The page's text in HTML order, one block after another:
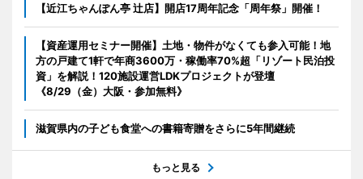
【近江ちゃんぽん亭 辻店】開店17周年記念「周年祭」開催！
【資産運用セミナー開催】土地・物件がなくても参入可能！地
方の戸建て1軒で年商3600万・稼働率70%超「リゾート民泊投
資」を解説！120施設運営LDKプロジェクトが登壇
《8/29（金）大阪・参加無料》
滋賀県内の子ども食堂への書籍寄贈をさらに5年間継続
もっと見る